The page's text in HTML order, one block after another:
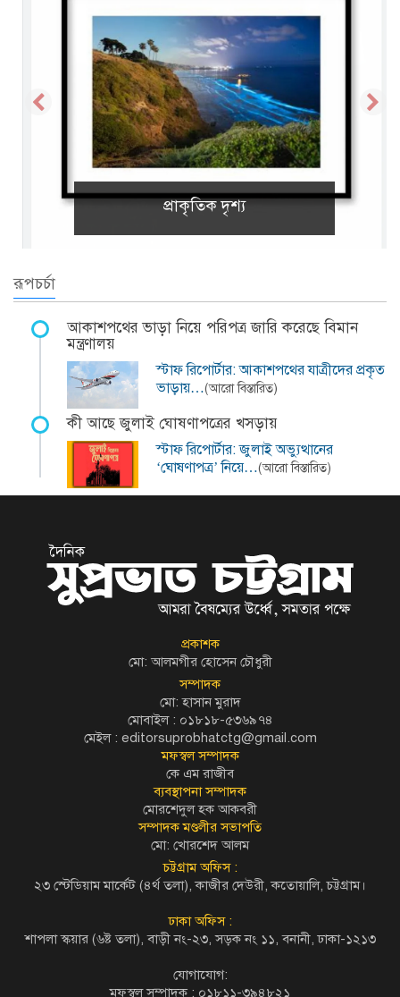
প্রাকৃতিক দৃশ্য
রূপচর্চা
আকাশপথের ভাড়া নিয়ে পরিপত্র জারি করেছে বিমান
মন্ত্রণালয়
স্টাফ রিপোর্টার: আকাশপথের যাত্রীদের প্রকৃত
ভাড়ায়…(আরো বিস্তারিত)
কী আছে জুলাই ঘোষণাপত্রের খসড়ায়
স্টাফ রিপোর্টার: জুলাই অভ্যুত্থানের
‘ঘোষণাপত্র’ নিয়ে…(আরো বিস্তারিত)
প্রকাশক
মো: আলমগীর হোসেন চৌধুরী
সম্পাদক
মো: হাসান মুরাদ
মোবাইল : ০১৮১৮-৫৩৬৯৭৪
মেইল : editorsuprobhatctg@gmail.com
মফস্বল সম্পাদক
কে এম রাজীব
ব্যবস্থাপনা সম্পাদক
মোরশেদুল হক আকবরী
সম্পাদক মণ্ডলীর সভাপতি
মো: খোরশেদ আলম
চট্টগ্রাম অফিস :
২৩ স্টেডিয়াম মার্কেট (৪র্থ তলা), কাজীর দেউরী, কতোয়ালি, চট্টগ্রাম।
ঢাকা অফিস :
শাপলা স্কয়ার (৬ষ্ট তলা), বাড়ী নং-২৩, সড়ক নং ১১, বনানী, ঢাকা-১২১৩
যোগাযোগ:
মফস্বল সম্পাদক : ০১৮১১-৩৯৪৮২১